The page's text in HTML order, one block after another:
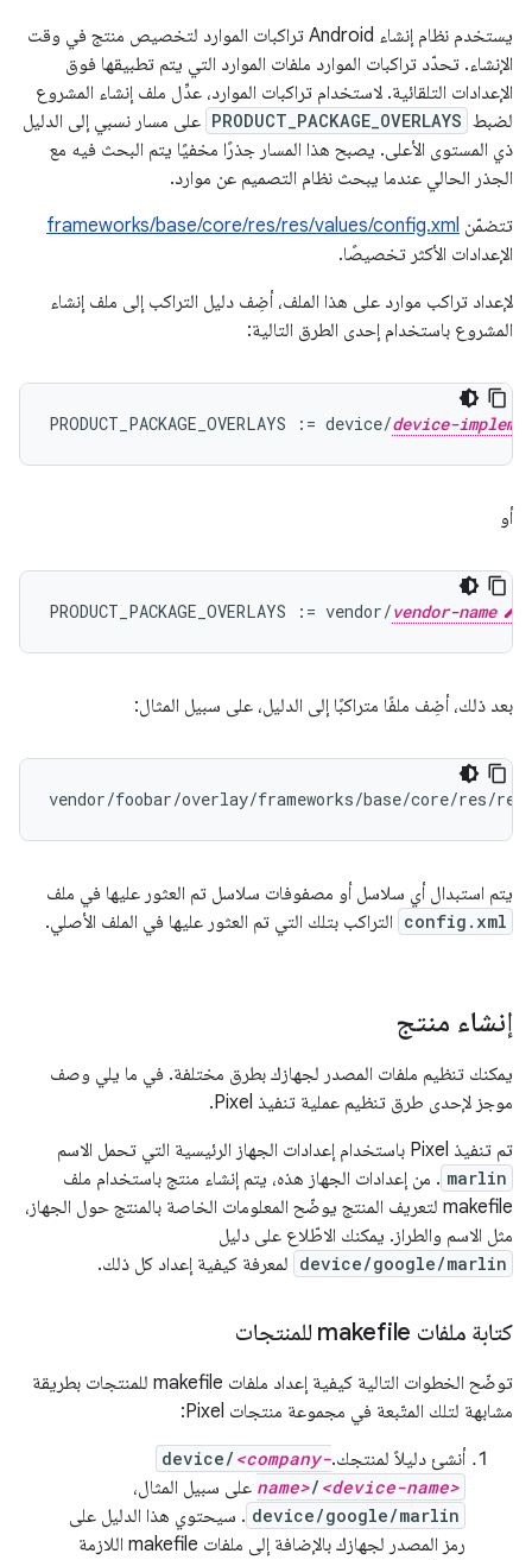
يستخدم نظام إنشاء Android تراكبات الموارد لتخصيص منتج في وقت
الإنشاء. تحدّد تراكبات الموارد ملفات الموارد التي يتم تطبيقها فوق
الإعدادات التلقائية. لاستخدام تراكبات الموارد، عدِّل ملف إنشاء المشروع
لضبط PRODUCT_PACKAGE_OVERLAYS على مسار نسبي إلى الدليل
ذي المستوى الأعلى. يصبح هذا المسار جذرًا مخفيًا يتم البحث فيه مع
الجذر الحالي عندما يبحث نظام التصميم عن موارد.
تتضمّن frameworks/base/core/res/res/values/config.xml
الإعدادات الأكثر تخصيصًا.
لإعداد تراكب موارد على هذا الملف، أضِف دليل التراكب إلى ملف إنشاء
المشروع باستخدام إحدى الطرق التالية:
PRODUCT_PACKAGE_OVERLAYS := device/device-
أو
PRODUCT_PACKAGE_OVERLAYS := vendor/vendor-name
بعد ذلك، أضِف ملفًا متراكبًا إلى الدليل، على سبيل المثال:
يتم استبدال أي سلاسل أو مصفوفات سلاسل تم العثور عليها في ملف
config.xml التراكب بتلك التي تم العثور عليها في الملف الأصلي.
إنشاء منتج
يمكنك تنظيم ملفات المصدر لجهازك بطرق مختلفة. في ما يلي وصف
موجز لإحدى طرق تنظيم عملية تنفيذ Pixel.
تم تنفيذ Pixel باستخدام إعدادات الجهاز الرئيسية التي تحمل الاسم
marlin . من إعدادات الجهاز هذه، يتم إنشاء منتج باستخدام ملف
makefile لتعريف المنتج يوضّح المعلومات الخاصة بالمنتج حول الجهاز،
مثل الاسم والطراز. يمكنك الاطّلاع على دليل
device/google/marlin لمعرفة كيفية إعداد كل ذلك.
كتابة ملفات makefile للمنتجات
توضّح الخطوات التالية كيفية إعداد ملفات makefile للمنتجات بطريقة
مشابهة لتلك المتّبعة في مجموعة منتجات Pixel:
أنشئ دليلاً لمنتجك.
device/ <company-
name>/ <device-name> على سبيل المثال،
device/google/marlin . سيحتوي هذا الدليل على
رمز المصدر لجهازك بالإضافة إلى ملفات makefile اللازمة